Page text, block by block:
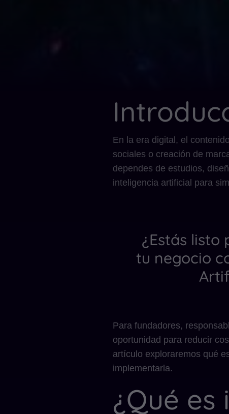
En la era digital, el
sociales o creación de
dependes de estudios,
inteligencia artificial para
¿Estás listo
tu negocio
Para fundadores,
oportunidad para reducir
artículo exploraremos qué
implementarla.
¿Qué es